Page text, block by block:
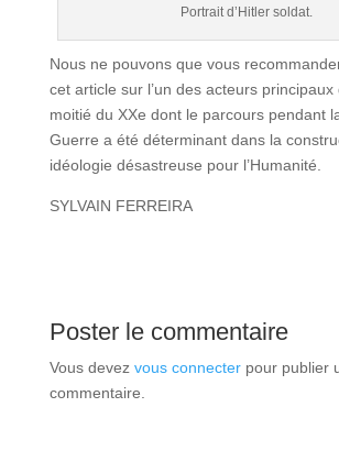
Portrait d’Hitler soldat.
Nous ne pouvons que vous
cet article sur l’un des acteurs
moitié du XXe dont le parcours pendant
Guerre a été déterminant dans la
idéologie désastreuse pour l’Humanité.
SYLVAIN FERREIRA
Poster le commentaire
Vous devez vous connecterpour publier
commentaire.